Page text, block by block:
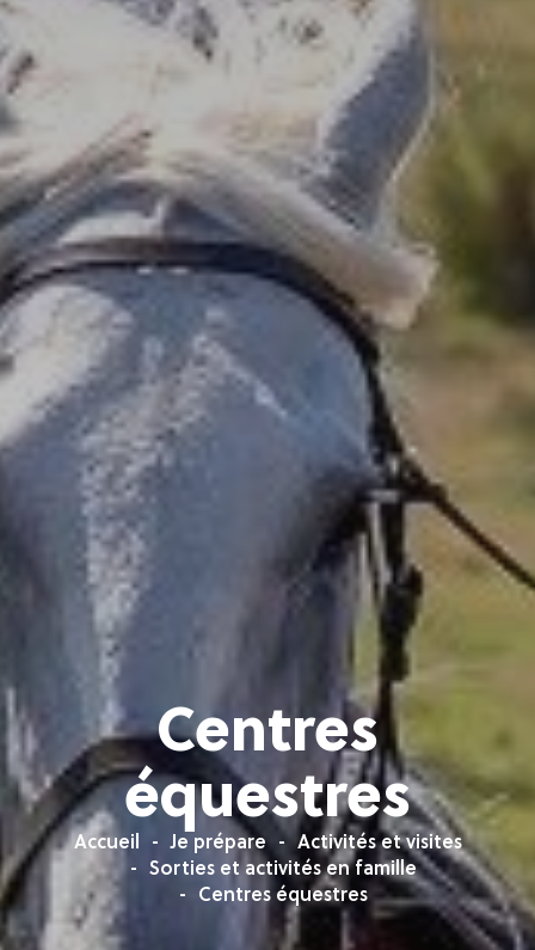
Centres
équestres
Accueil Je prépare
Activités et visites
Sorties et activités en famille
Centres équestres